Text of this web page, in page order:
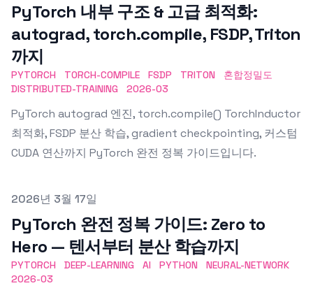
PyTorch 내부 구조 & 고급 최적화:
autograd, torch.compile, FSDP, Triton
까지
PYTORCH TORCH-COMPILE FSDP TRITON
혼합정밀도
DISTRIBUTED-TRAINING
2026-03
PyTorch autograd 엔진, torch.compile() TorchInductor
최적화, FSDP 분산 학습, gradient checkpointing, 커스텀
CUDA 연산까지 PyTorch 완전 정복 가이드입니다.
Published on
2026년 3월 17일
PyTorch 완전 정복 가이드: Zero to
Hero — 텐서부터 분산 학습까지
PYTORCH DEEP-LEARNING AI PYTHON
NEURAL-NETWORK
2026-03